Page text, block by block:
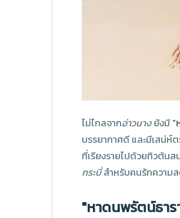
ไม่ไกลจากอ่าวนางยังมี "
บรรยากาศดี และมีเสน่ห์
ที่เรียงรายไปด้วยทิวต้นส
กระบี่สำหรับคนรักความ
"หาดนพรัตน์ธาร